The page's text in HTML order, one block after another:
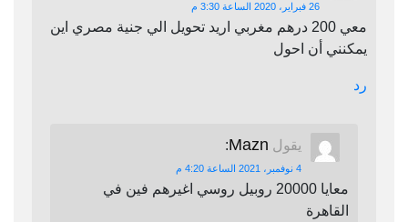
26 فبراير، 2020 الساعة 3:30 م
معي 200 درهم مغربي اريد تحويل الي جنية مصري اين
يمكنني أن احول
رد
يقول Mazn
:
4 نوفمبر، 2021 الساعة 4:20 م
معايا 20000 روبيل روسي اغيرهم فين في
القاهرة